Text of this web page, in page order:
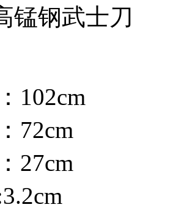
锰钢武士刀
102cm
72cm
27cm